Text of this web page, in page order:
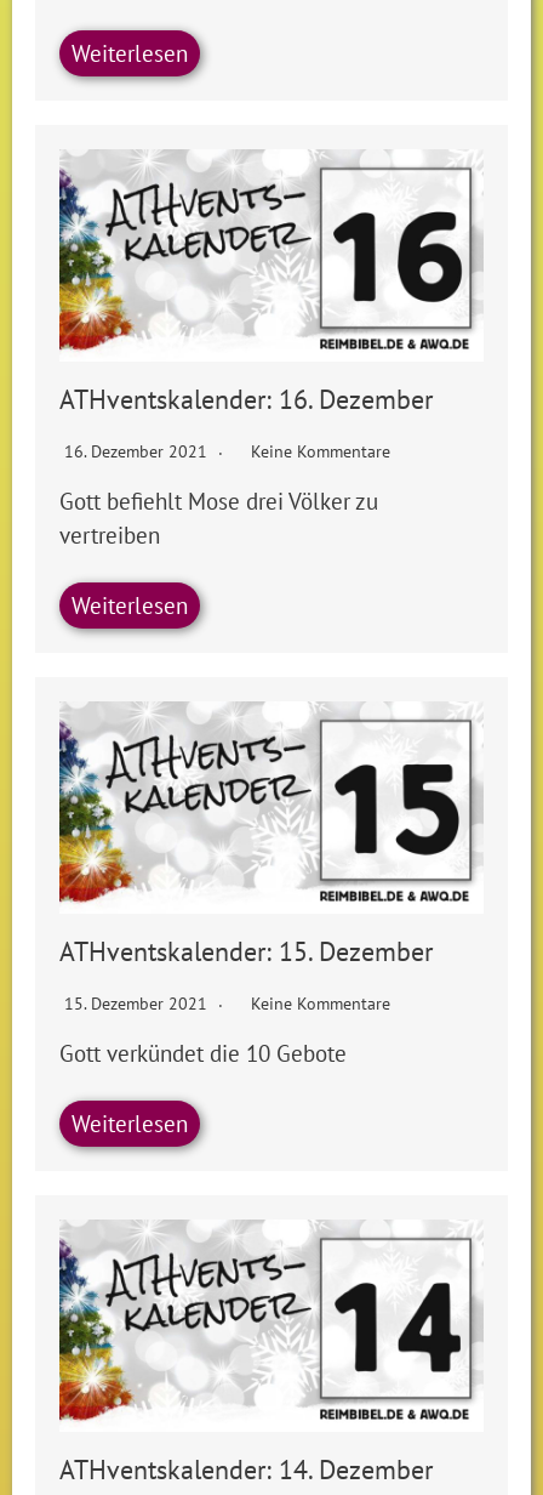
Weiterlesen
ATHventskalender: 16. Dezember
16. Dezember 2021 Keine Kommentare
Gott befiehlt Mose drei Völker zu
vertreiben
Weiterlesen
ATHventskalender: 15. Dezember
15. Dezember 2021 Keine Kommentare
Gott verkündet die 10 Gebote
Weiterlesen
ATHventskalender: 14. Dezember